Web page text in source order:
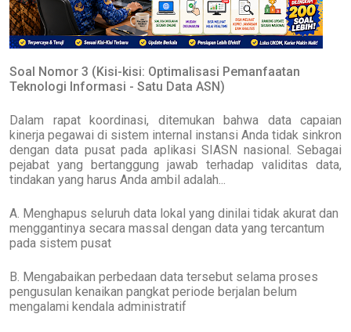
Soal Nomor 3 (Kisi-kisi: Optimalisasi Pemanfaatan
Teknologi Informasi - Satu Data ASN)
Dalam rapat koordinasi, ditemukan bahwa data capaian
kinerja pegawai di sistem internal instansi Anda tidak sinkron
dengan data pusat pada aplikasi SIASN nasional. Sebagai
pejabat yang bertanggung jawab terhadap validitas data,
tindakan yang harus Anda ambil adalah...
A. Menghapus seluruh data lokal yang dinilai tidak akurat dan
menggantinya secara massal dengan data yang tercantum
pada sistem pusat
B. Mengabaikan perbedaan data tersebut selama proses
pengusulan kenaikan pangkat periode berjalan belum
mengalami kendala administratif